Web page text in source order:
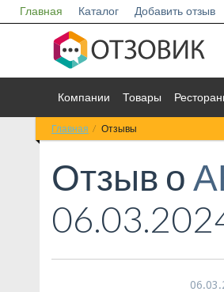
Главная Каталог Добавить отзыв
Компании Товары
Главная Отзывы
Отзыв о